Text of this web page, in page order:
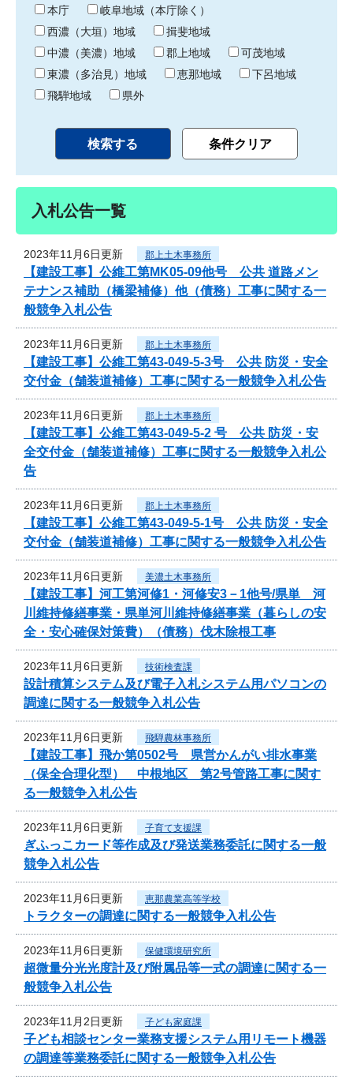
わ
り
本庁
岐阜地域（本庁除く）
西濃（大垣）地域
揖斐地域
中濃（美濃）地域
郡上地域
可茂地域
東濃（多治見）地域
恵那地域
下呂地域
飛騨地域
県外
入札公告一覧
2023年11月6日更新 郡上土木事務所
【建設工事】公維工第MK05-09他号 公共 道路メン
テナンス補助（橋梁補修）他（債務）工事に関する一
般競争入札公告
2023年11月6日更新 郡上土木事務所
【建設工事】公維工第43-049-5-3号 公共 防災・安全
交付金（舗装道補修）工事に関する一般競争入札公告
2023年11月6日更新 郡上土木事務所
【建設工事】公維工第43-049-5-2 号 公共 防災・安
全交付金（舗装道補修）工事に関する一般競争入札公
告
2023年11月6日更新 郡上土木事務所
【建設工事】公維工第43-049-5-1号 公共 防災・安全
交付金（舗装道補修）工事に関する一般競争入札公告
2023年11月6日更新 美濃土木事務所
【建設工事】河工第河修1・河修安3－1他号/県単 河
川維持修繕事業・県単河川維持修繕事業（暮らしの安
全・安心確保対策費）（債務）伐木除根工事
2023年11月6日更新 技術検査課
設計積算システム及び電子入札システム用パソコンの
調達に関する一般競争入札公告
2023年11月6日更新 飛騨農林事務所
【建設工事】飛か第0502号 県営かんがい排水事業
（保全合理化型） 中根地区 第2号管路工事に関す
る一般競争入札公告
2023年11月6日更新 子育て支援課
ぎふっこカード等作成及び発送業務委託に関する一般
競争入札公告
2023年11月6日更新 恵那農業高等学校
トラクターの調達に関する一般競争入札公告
2023年11月6日更新 保健環境研究所
超微量分光光度計及び附属品等一式の調達に関する一
般競争入札公告
2023年11月2日更新 子ども家庭課
子ども相談センター業務支援システム用リモート機器
の調達等業務委託に関する一般競争入札公告